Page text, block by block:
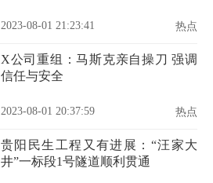
2023-08-01 21:23:41 热点
X公司重组：马斯克亲自操刀 强调
信任与安全
2023-08-01 20:37:59 热点
贵阳民生工程又有进展：“汪家大
井”一标段1号隧道顺利贯通